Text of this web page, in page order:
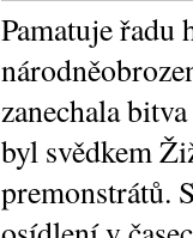
Pamatuje řadu
zanechala
byl svědkem
premonstrátů.